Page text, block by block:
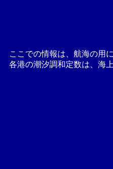
ここでの情報は、航海の用
各港の潮汐調和定数は、海